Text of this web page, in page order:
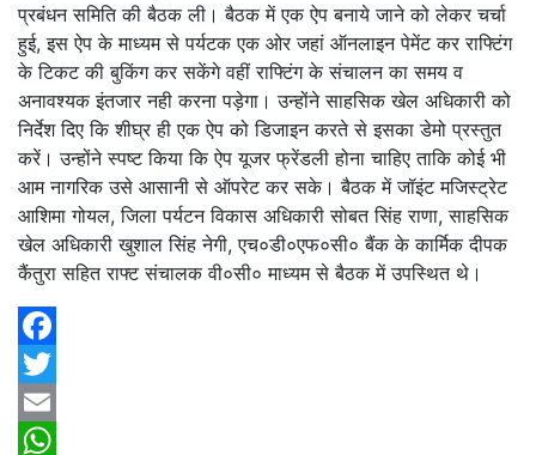
प्रबंधन समिति की बैठक ली। बैठक में एक ऐप बनाये जाने को लेकर चर्चा
हुई, इस ऐप के माध्यम से पर्यटक एक ओर जहां ऑनलाइन पेमेंट कर राफ्टिंग
के टिकट की बुकिंग कर सकेंगे वहीं राफ्टिंग के संचालन का समय व
अनावश्यक इंतजार नही करना पड़ेगा। उन्होंने साहसिक खेल अधिकारी को
निर्देश दिए कि शीघ्र ही एक ऐप को डिजाइन करते से इसका डेमो प्रस्तुत
करें। उन्होंने स्पष्ट किया कि ऐप यूजर फ्रेंडली होना चाहिए ताकि कोई भी
आम नागरिक उसे आसानी से ऑपरेट कर सके। बैठक में जॉइंट मजिस्ट्रेट
आशिमा गोयल, जिला पर्यटन विकास अधिकारी सोबत सिंह राणा, साहसिक
खेल अधिकारी खुशाल सिंह नेगी, एच०डी०एफ०सी० बैंक के कार्मिक दीपक
कैंतुरा सहित राफ्ट संचालक वी०सी० माध्यम से बैठक में उपस्थित थे।
Facebook
Twitter
Email